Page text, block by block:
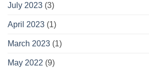
July 2023 (3)
April 2023 (1)
March 2023 (1)
May 2022 (9)